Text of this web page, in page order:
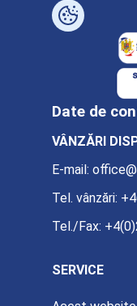
Date de
VÂNZĂRI
E-mail:
Tel. vânzări:
Tel./Fax:
SERVICE
E-mail: